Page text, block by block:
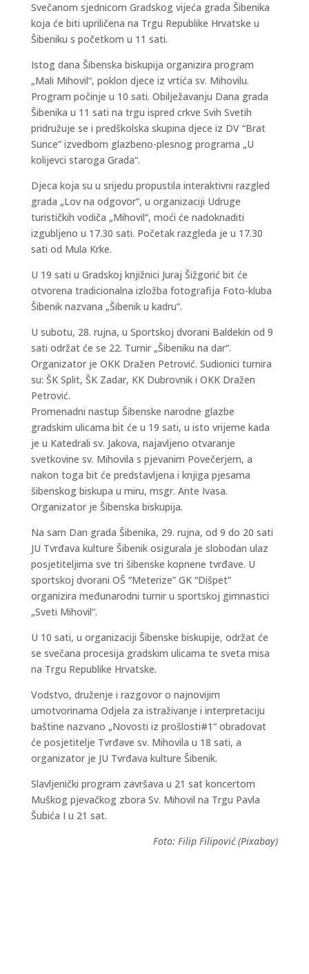
Svečanom sjednicom Gradskog vijeća grada Šibenika
koja će biti upriličena na Trgu Republike Hrvatske u
Šibeniku s početkom u 11 sati.
Istog dana Šibenska biskupija organizira program
„Mali Mihovil“, poklon djece iz vrtića sv. Mihovilu.
Program počinje u 10 sati. Obilježavanju Dana grada
Šibenika u 11 sati na trgu ispred crkve Svih Svetih
pridružuje se i predškolska skupina djece iz DV “Brat
Sunce” izvedbom glazbeno-plesnog programa „U
kolijevci staroga Grada“.
Djeca koja su u srijedu propustila interaktivni razgled
grada „Lov na odgovor“, u organizaciji Udruge
turističkih vodiča „Mihovil“, moći će nadoknaditi
izgubljeno u 17.30 sati. Početak razgleda je u 17.30
sati od Mula Krke.
U 19 sati u Gradskoj knjižnici Juraj Šižgorić bit će
otvorena tradicionalna izložba fotografija Foto-kluba
Šibenik nazvana „Šibenik u kadru“.
U subotu, 28. rujna, u Sportskoj dvorani Baldekin od 9
sati održat će se 22. Turnir „Šibeniku na dar“.
Organizator je OKK Dražen Petrović. Sudionici turnira
su: ŠK Split, ŠK Zadar, KK Dubrovnik i OKK Dražen
Petrović.
Promenadni nastup Šibenske narodne glazbe
gradskim ulicama bit će u 19 sati, u isto vrijeme kada
je u Katedrali sv. Jakova, najavljeno otvaranje
svetkovine sv. Mihovila s pjevanim Povečerjem, a
nakon toga bit će predstavljena i knjiga pjesama
šibenskog biskupa u miru, msgr. Ante Ivasa.
Organizator je Šibenska biskupija.
Na sam Dan grada Šibenika, 29. rujna, od 9 do 20 sati
JU Tvrđava kulture Šibenik osigurala je slobodan ulaz
posjetiteljima sve tri šibenske kopnene tvrđave. U
sportskoj dvorani OŠ “Meterize” GK “Dišpet”
organizira međunarodni turnir u sportskoj gimnastici
„Sveti Mihovil“.
U 10 sati, u organizaciji Šibenske biskupije, održat će
se svečana procesija gradskim ulicama te sveta misa
na Trgu Republike Hrvatske.
Vodstvo, druženje i razgovor o najnovijim
umotvorinama Odjela za istraživanje i interpretaciju
baštine nazvano „Novosti iz prošlosti#1“ obradovat
će posjetitelje Tvrđave sv. Mihovila u 18 sati, a
organizator je JU Tvrđava kulture Šibenik.
Slavljenički program završava u 21 sat koncertom
Muškog pjevačkog zbora Sv. Mihovil na Trgu Pavla
Šubića I u 21 sat.
Foto: Filip Filipović (Pixabay)